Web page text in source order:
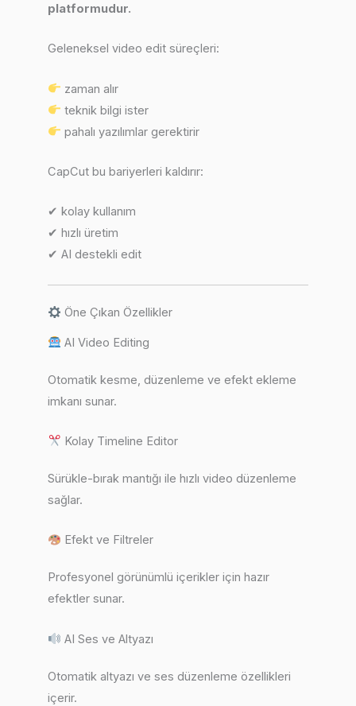
platformudur.
Geleneksel video edit süreçleri:
zaman alır
teknik bilgi ister
pahalı yazılımlar gerektirir
CapCut bu bariyerleri kaldırır:
✔ kolay kullanım
✔ hızlı üretim
✔ AI destekli edit
Öne Çıkan Özellikler
AI Video Editing
Otomatik kesme, düzenleme ve efekt ekleme
imkanı sunar.
Kolay Timeline Editor
Sürükle-bırak mantığı ile hızlı video düzenleme
sağlar.
Efekt ve Filtreler
Profesyonel görünümlü içerikler için hazır
efektler sunar.
AI Ses ve Altyazı
Otomatik altyazı ve ses düzenleme özellikleri
içerir.